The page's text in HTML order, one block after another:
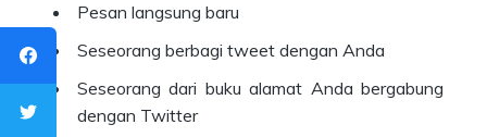
Pesan langsung baru
Seseorang berbagi tweet dengan Anda
Seseorang dari buku alamat Anda bergabung
dengan Twitter